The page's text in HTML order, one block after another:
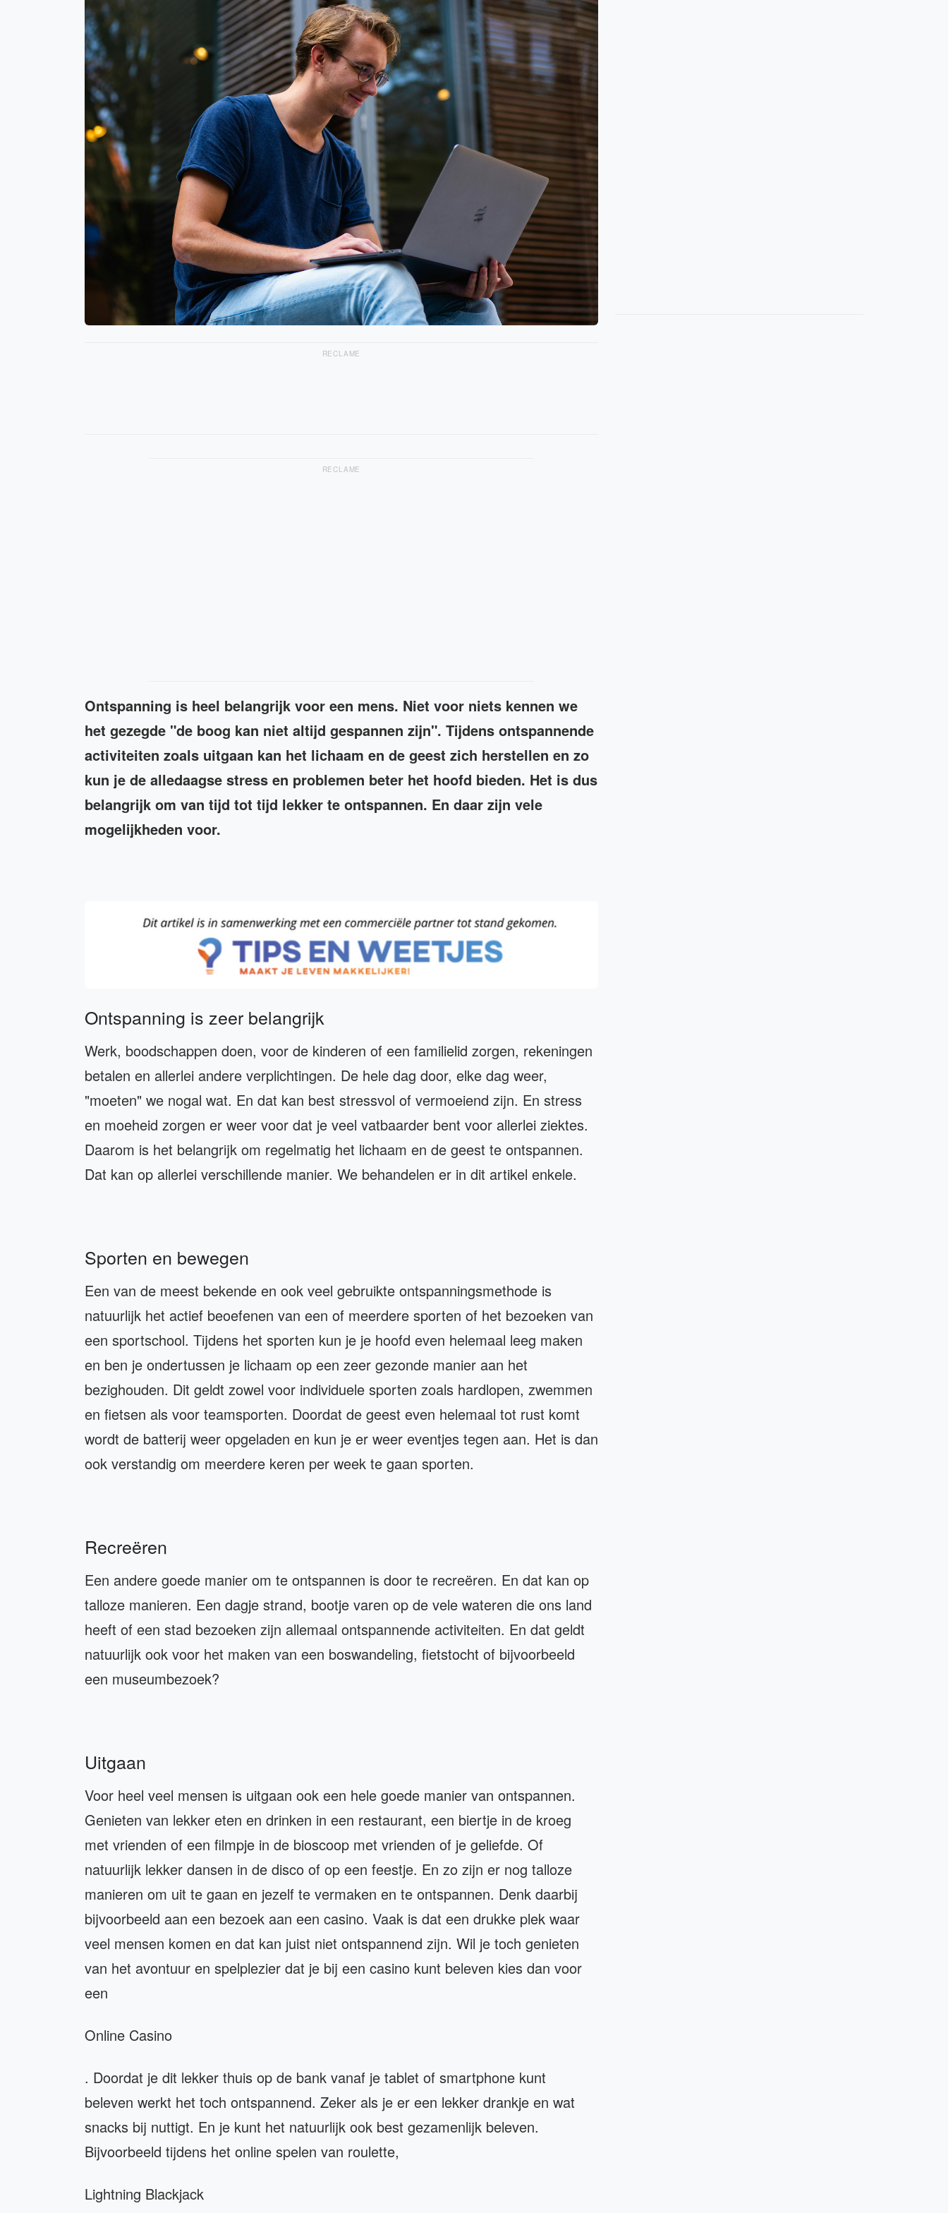
RECLAME
RECLAME
Ontspanning is heel belangrijk voor een mens. Niet voor niets kennen we
het gezegde "de boog kan niet altijd gespannen zijn". Tijdens ontspannende
activiteiten zoals uitgaan kan het lichaam en de geest zich herstellen en zo
kun je de alledaagse stress en problemen beter het hoofd bieden. Het is dus
belangrijk om van tijd tot tijd lekker te ontspannen. En daar zijn vele
mogelijkheden voor.
Ontspanning is zeer belangrijk
Werk, boodschappen doen, voor de kinderen of een familielid zorgen, rekeningen
betalen en allerlei andere verplichtingen. De hele dag door, elke dag weer,
"moeten" we nogal wat. En dat kan best stressvol of vermoeiend zijn. En stress
en moeheid zorgen er weer voor dat je veel vatbaarder bent voor allerlei ziektes.
Daarom is het belangrijk om regelmatig het lichaam en de geest te ontspannen.
Dat kan op allerlei verschillende manier. We behandelen er in dit artikel enkele.
Sporten en bewegen
Een van de meest bekende en ook veel gebruikte ontspanningsmethode is
natuurlijk het actief beoefenen van een of meerdere sporten of het bezoeken van
een sportschool. Tijdens het sporten kun je je hoofd even helemaal leeg maken
en ben je ondertussen je lichaam op een zeer gezonde manier aan het
bezighouden. Dit geldt zowel voor individuele sporten zoals hardlopen, zwemmen
en fietsen als voor teamsporten. Doordat de geest even helemaal tot rust komt
wordt de batterij weer opgeladen en kun je er weer eventjes tegen aan. Het is dan
ook verstandig om meerdere keren per week te gaan sporten.
Recreëren
Een andere goede manier om te ontspannen is door te recreëren. En dat kan op
talloze manieren. Een dagje strand, bootje varen op de vele wateren die ons land
heeft of een stad bezoeken zijn allemaal ontspannende activiteiten. En dat geldt
natuurlijk ook voor het maken van een boswandeling, fietstocht of bijvoorbeeld
een museumbezoek?
Uitgaan
Voor heel veel mensen is uitgaan ook een hele goede manier van ontspannen.
Genieten van lekker eten en drinken in een restaurant, een biertje in de kroeg
met vrienden of een filmpje in de bioscoop met vrienden of je geliefde. Of
natuurlijk lekker dansen in de disco of op een feestje. En zo zijn er nog talloze
manieren om uit te gaan en jezelf te vermaken en te ontspannen. Denk daarbij
bijvoorbeeld aan een bezoek aan een casino. Vaak is dat een drukke plek waar
veel mensen komen en dat kan juist niet ontspannend zijn. Wil je toch genieten
van het avontuur en spelplezier dat je bij een casino kunt beleven kies dan voor
een
Online Casino
. Doordat je dit lekker thuis op de bank vanaf je tablet of smartphone kunt
beleven werkt het toch ontspannend. Zeker als je er een lekker drankje en wat
snacks bij nuttigt. En je kunt het natuurlijk ook best gezamenlijk beleven.
Bijvoorbeeld tijdens het online spelen van roulette,
Lightning Blackjack